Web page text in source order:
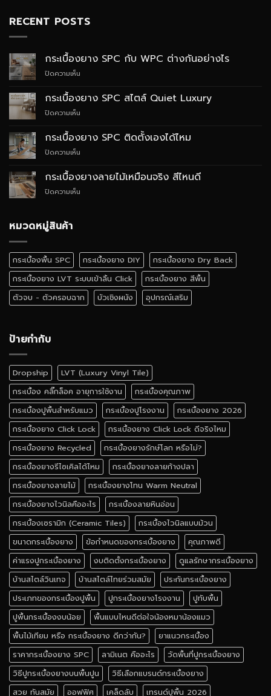
RECENT POSTS
กระเบื้องยาง SPC กับ WPC ต่างกันอย่างไร
ปิดความเห็น
ยาง
SPC
ต่าง
กระเบื้องยาง SPC สไตล์ Quiet Luxury
ปิดความเห็น
ยาง
SPC
Luxury
กระเบื้องยาง SPC ติดตั้งเองได้ไหม
ปิดความเห็น
ยาง
SPC
กระเบื้องยางลายไม้เหมือนจริง สีไหนดี
ปิดความเห็น
สี
ไหน
ดี
หมวดหมู่สินค้า
กระเบื้องพื้น SPC กระเบื้องยาง DIY
กระเบื้องยาง Dry Back
กระเบื้องยาง LVT ระบบเข้าลิ้น Click
กระเบื้องยาง สีพื้น
ตัวจบ - ตัวครอบฉาก
บัวเชิงผนัง อุปกรณ์เสริม
ป้ายกำกับ
Dropship
LVT (Luxury Vinyl Tile)
กระเบื้อง คลิ๊กล็อค อายุการใช้งาน
กระเบื้องคุณภาพ
กระเบื้องปูพื้นสำหรับแมว
กระเบื้องปูโรงงาน
กระเบื้องยาง 2026
กระเบื้องยาง Click Lock
กระเบื้องยาง Click Lock ดีจริงไหม
กระเบื้องยาง Recycled
กระเบื้องยางรักษ์โลก หรือไม่?
กระเบื้องยางรีไซเคิลได้ไหม
กระเบื้องยางลายก้างปลา
กระเบื้องยางลายไม้
กระเบื้องยางโทน Warm Neutral
กระเบื้องยางไวนิลคืออะไร
กระเบื้องลายหินอ่อน
กระเบื้องเซรามิก (Ceramic Tiles)
กระเบื้องไวนิลแบบม้วน
ขนาดกระเบื้องยาง
ข้อกำหนดของกระเบื้องยาง
คุณภาพดี
ค่าแรงปูกระเบื้องยาง
งบติดตั้งกระเบื้องยาง
ดูแลรักษากระเบื้องยาง
บ้านสไตล์วินเทจ
บ้านสไตล์ไทยร่วมสมัย
ประกันกระเบื้องยาง
ประเภทของกระเบื้องปูพื้น
ปูกระเบื้องยางโรงงาน
ปูทับพื้น
ปูพื้นกระเบื้องงบน้อย
พื้นแบบไหนดีต่อใจน้องหมาน้องแมว
พื้นไม้เทียม หรือ กระเบื้องยาง ดีกว่ากัน?
ยาแนวกระเบื้อง
ราคากระเบื้องยาง SPC
ลามิเนต คืออะไร
วัดพื้นที่ปูกระเบื้องยาง
วิธีปูกระเบื้องยางบนพื้นปูน
วิธีเลือกแบรนด์กระเบื้องยาง
สวย ทันสมัย
ออฟฟิศ เคล็ดลับ เทรนด์ปูพื้น 2026